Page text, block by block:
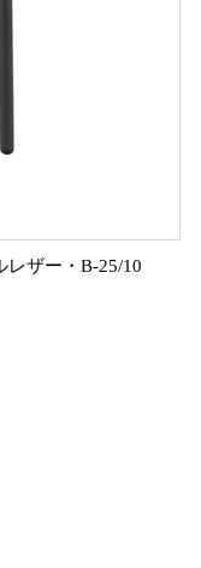
ザー・B-25/10